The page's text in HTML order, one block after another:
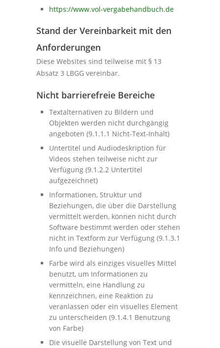
https://www.vol-vergabehandbuch.de
Stand der Vereinbarkeit mit den
Anforderungen
Diese Websites sind teilweise mit § 13
Absatz 3 LBGG vereinbar.
Nicht barrierefreie Bereiche
Textalternativen zu Bildern und
Objekten werden nicht durchgängig
angeboten (9.1.1.1 Nicht-Text-Inhalt)
Untertitel und Audiodeskription für
Videos stehen teilweise nicht zur
Verfügung (9.1.2.2 Untertitel
aufgezeichnet)
Informationen, Struktur und
Beziehungen, die über die Darstellung
vermittelt werden, können nicht durch
Software bestimmt werden oder stehen
nicht in Textform zur Verfügung (9.1.3.1
Info und Beziehungen)
Farbe wird als einziges visuelles Mittel
benutzt, um Informationen zu
vermitteln, eine Handlung zu
kennzeichnen, eine Reaktion zu
veranlassen oder ein visuelles Element
zu unterscheiden (9.1.4.1 Benutzung
von Farbe)
Die visuelle Darstellung von Text und